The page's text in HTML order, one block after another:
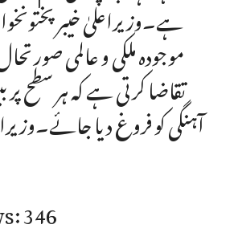
ہے۔وزیراعلیٰ خیبر
تقاضا کرتی ہے کہ ہر سطح
آہنگی کو فروغ دیا
346